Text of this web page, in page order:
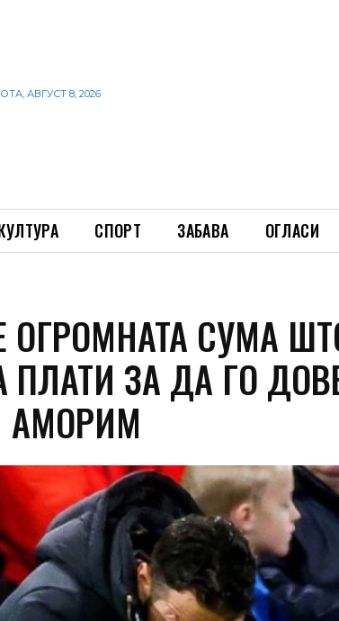
АВГУСТ 8, 2026
СПОРТ ЗАБАВА ОГЛАСИ
ОГРОМНАТА СУМА
ПЛАТИ ЗА ДА ГО
АМОРИМ